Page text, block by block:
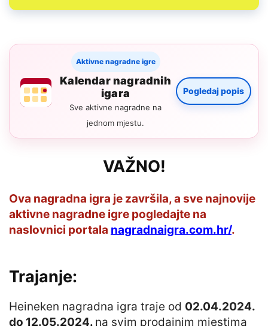
Aktivne nagradne igre
Kalendar nagradnih
igara
Sve aktivne nagradne na
jednom mjestu.
Pogledaj popis
VAŽNO!
Ova nagradna igra je završila, a sve najnovije
aktivne nagradne igre pogledajte na
naslovnici portala nagradnaigra.com.hr/.
Trajanje:
Heineken nagradna igra traje od 02.04.2024.
do 12.05.2024. na svim prodajnim mjestima